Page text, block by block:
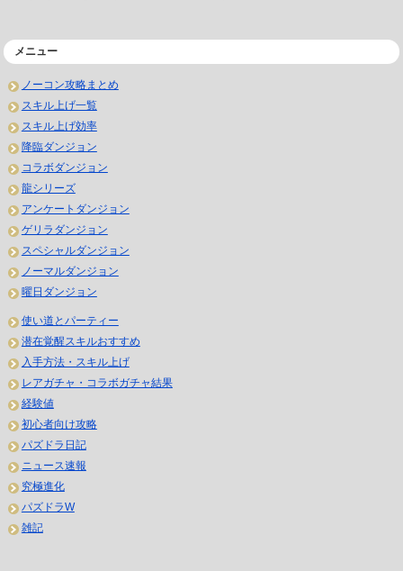
メニュー
ノーコン攻略まとめ
スキル上げ一覧
スキル上げ効率
降臨ダンジョン
コラボダンジョン
龍シリーズ
アンケートダンジョン
ゲリラダンジョン
スペシャルダンジョン
ノーマルダンジョン
曜日ダンジョン
使い道とパーティー
潜在覚醒スキルおすすめ
入手方法・スキル上げ
レアガチャ・コラボガチャ結果
経験値
初心者向け攻略
パズドラ日記
ニュース速報
究極進化
パズドラW
雑記